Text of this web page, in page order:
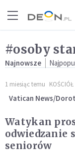
#osoby
Najnowsze
1 miesiąc temu KOŚCIÓŁ
Vatican News/
Watykan
odwiedzanie
seniorów